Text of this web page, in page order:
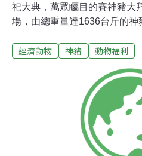
祀大典，萬眾矚目的賽神豬大
場，由總重量達1636台斤的
及花製成的「福氣豬」，於長
個人自由，祭典非由廟方主導
團體訴求，廟方皆給予尊重，
不鼓吹虐待動物的行為，因神
取消頒贈獎牌，但需經由董事
表示，三峽大拜拜是當地傳統
的儀式從正月初四延續到正月
經濟動物 神豬 動物福利